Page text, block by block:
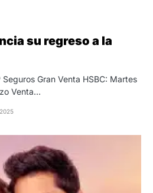
su regreso a la
Gran Venta HSBC: Martes
Venta…